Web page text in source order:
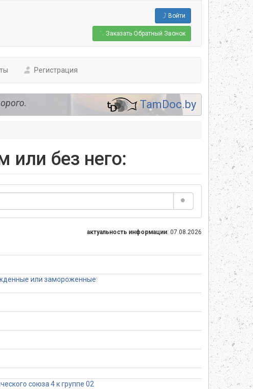
Войти
Заказать Обратный Звонок
Регистрация
TamDoc.by
или без него:
актуальность информации: 07.08.2026
или замороженные:
союза 4 к группе 02